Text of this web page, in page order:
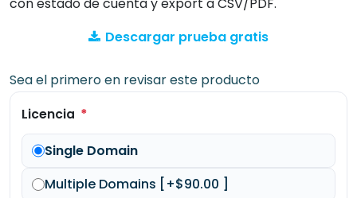
Descargar prueba gratis
Sea el primero en revisar este producto
Licencia *
Single Domain
Multiple Domains [+$90.00 ]